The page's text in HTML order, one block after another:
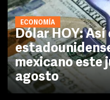
ECONOMÍA
Dólar HOY:
mexicano este
agosto